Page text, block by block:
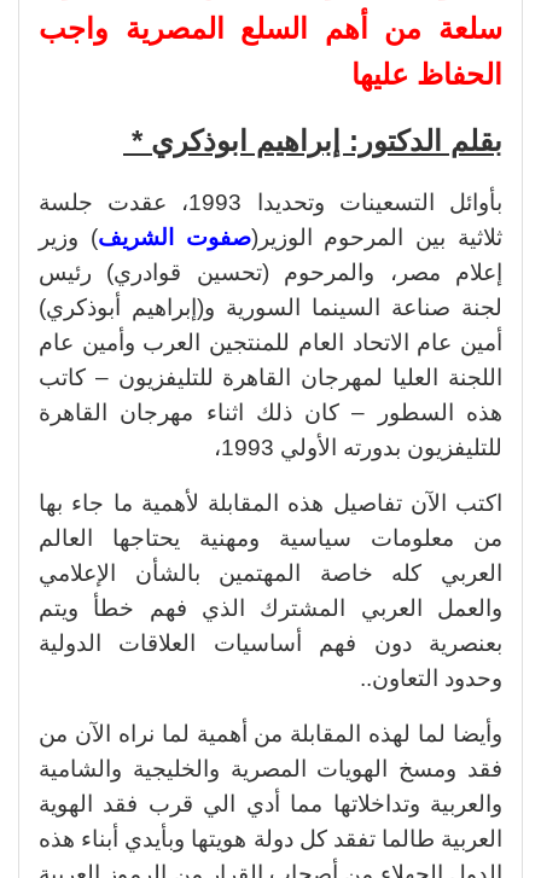
سلعة من أهم السلع المصرية واجب
الحفاظ عليها
بقلم الدكتور: إبراهيم ابوذكري *
بأوائل التسعينات وتحديدا 1993، عقدت جلسة
ثلاثية بين المرحوم الوزير(صفوت الشريف) وزير
إعلام مصر، والمرحوم (تحسين قوادري) رئيس
لجنة صناعة السينما السورية و(إبراهيم أبوذكري)
أمين عام الاتحاد العام للمنتجين العرب وأمين عام
اللجنة العليا لمهرجان القاهرة للتليفزيون – كاتب
هذه السطور – كان ذلك اثناء مهرجان القاهرة
للتليفزيون بدورته الأولي 1993،
اكتب الآن تفاصيل هذه المقابلة لأهمية ما جاء بها
من معلومات سياسية ومهنية يحتاجها العالم
العربي كله خاصة المهتمين بالشأن الإعلامي
والعمل العربي المشترك الذي فهم خطأ ويتم
بعنصرية دون فهم أساسيات العلاقات الدولية
وحدود التعاون..
وأيضا لما لهذه المقابلة من أهمية لما نراه الآن من
فقد ومسخ الهويات المصرية والخليجية والشامية
والعربية وتداخلاتها مما أدي الي قرب فقد الهوية
العربية طالما تفقد كل دولة هويتها وبأيدي أبناء هذه